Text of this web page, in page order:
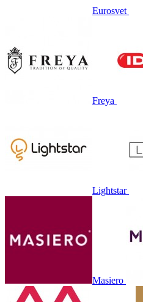
Eurosvet
Freya
Lightstar
Masiero